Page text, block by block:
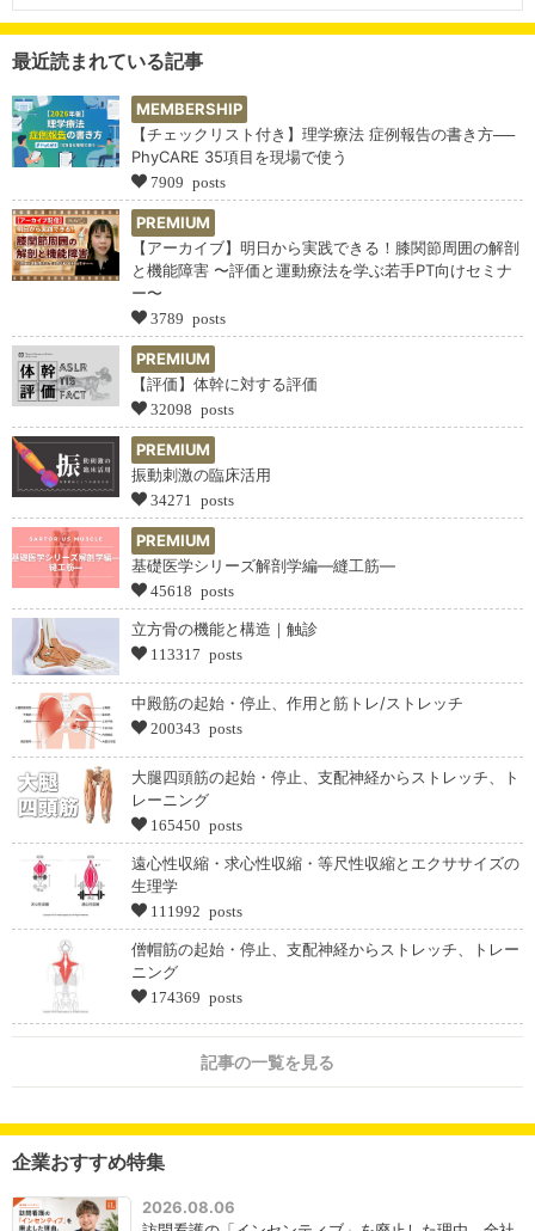
最近読まれている記事
MEMBERSHIP
【チェックリスト付き】理学療法 症例報告の書き方──
PhyCARE 35項目を現場で使う
7909 posts
PREMIUM
【アーカイブ】明日から実践できる！膝関節周囲の解剖
と機能障害 〜評価と運動療法を学ぶ若手PT向けセミナ
ー〜
3789 posts
PREMIUM
【評価】体幹に対する評価
32098 posts
PREMIUM
振動刺激の臨床活用
34271 posts
PREMIUM
基礎医学シリーズ解剖学編―縫工筋―
45618 posts
立方骨の機能と構造｜触診
113317 posts
中殿筋の起始・停止、作用と筋トレ/ストレッチ
200343 posts
大腿四頭筋の起始・停止、支配神経からストレッチ、ト
レーニング
165450 posts
遠心性収縮・求心性収縮・等尺性収縮とエクササイズの
生理学
111992 posts
僧帽筋の起始・停止、支配神経からストレッチ、トレー
ニング
174369 posts
記事の一覧を見る
企業おすすめ特集
2026.08.06